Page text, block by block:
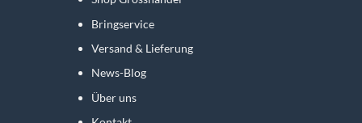
Bringservice
Versand & Lieferung
News-Blog
Über uns